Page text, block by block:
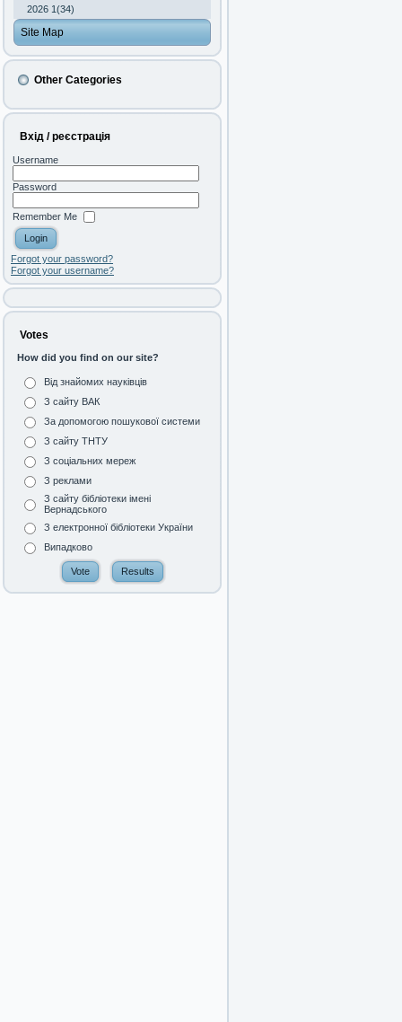
2026 1(34)
Site Map
Other Categories
Вхід / реєстрація
Username
Password
Remember Me
Forgot your password?
Forgot your username?
Votes
How did you find on our site?
Від знайомих науківців
З сайту ВАК
За допомогою пошукової системи
З сайту ТНТУ
З соціальних мереж
З реклами
З сайту бібліотеки імені
Вернадського
З електронної бібліотеки України
Випадково